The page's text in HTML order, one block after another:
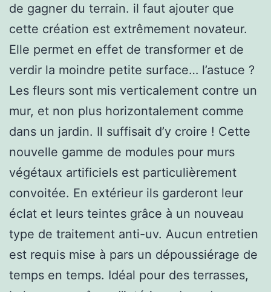
de gagner du terrain. il faut ajouter que
cette création est extrêmement novateur.
Elle permet en effet de transformer et de
verdir la moindre petite surface… l’astuce ?
Les fleurs sont mis verticalement contre un
mur, et non plus horizontalement comme
dans un jardin. Il suffisait d’y croire ! Cette
nouvelle gamme de modules pour murs
végétaux artificiels est particulièrement
convoitée. En extérieur ils garderont leur
éclat et leurs teintes grâce à un nouveau
type de traitement anti-uv. Aucun entretien
est requis mise à pars un dépoussiérage de
temps en temps. Idéal pour des terrasses,